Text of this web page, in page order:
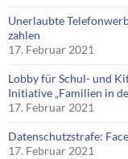
Unerlaubte
zahlen
17. Februar 2021
Lobby für Schul- und
Initiative „Familien in
17. Februar 2021
Datenschutzstrafe:
17. Februar 2021